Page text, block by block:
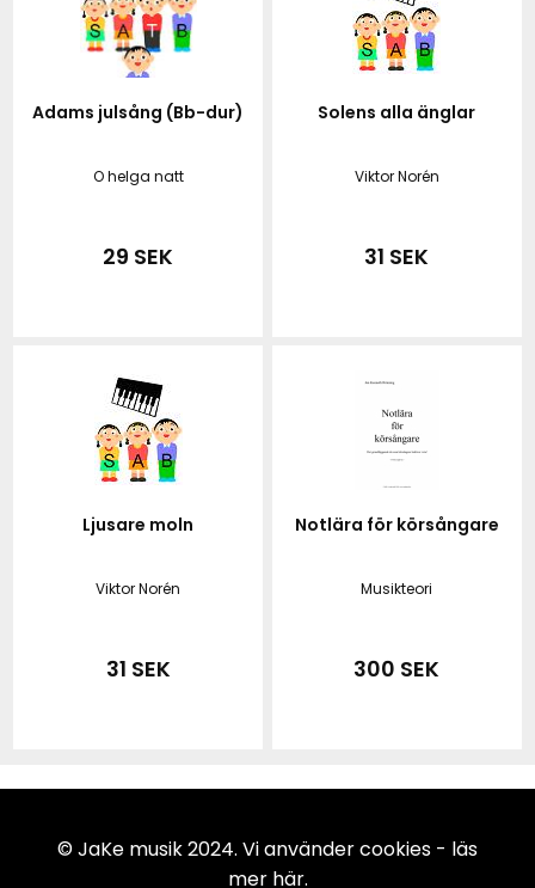
Adams julsång (Bb-dur)
O helga natt
29 SEK
Solens alla änglar
Viktor Norén
31 SEK
Ljusare moln
Viktor Norén
31 SEK
Notlära för körsångare
Musikteori
300 SEK
© JaKe musik 2024. Vi använder cookies - läs
mer här.